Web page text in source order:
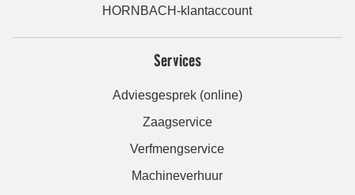
HORNBACH-klantaccount
Services
Adviesgesprek (online)
Zaagservice
Verfmengservice
Machineverhuur